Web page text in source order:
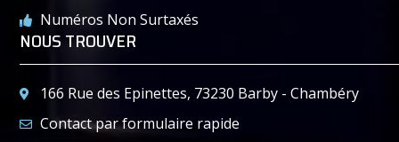
Numéros Non Surtaxés
NOUS TROUVER
166 Rue des Epinettes, 73230 Barby - Chambéry
Contact par formulaire rapide